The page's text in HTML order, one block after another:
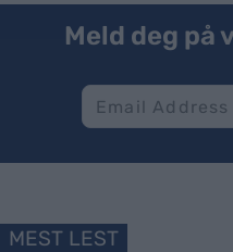
Meld deg på
MEST LEST